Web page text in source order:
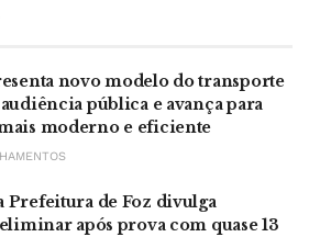
novo modelo do transporte
pública e avança para
moderno e eficiente
Prefeitura de Foz divulga
após prova com quase 13